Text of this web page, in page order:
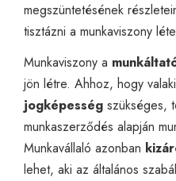
megszüntetésének
tisztázni a munkaviszony
Munkaviszony a
jön létre. Ahhoz, hogy
jogképesség szükséges,
munkaszerződés alapján
Munkavállaló azonban
lehet, aki az általános